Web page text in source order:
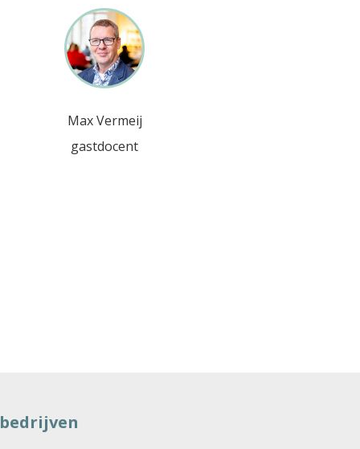
Max Vermeij
gastdocent